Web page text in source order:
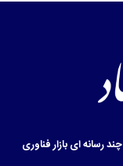
چند رسانه ایبازارفناوری